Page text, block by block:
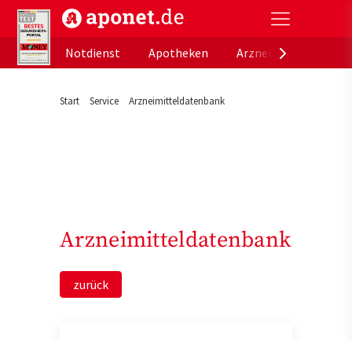
aponet.de - Das offizielle Gesundheitsportal der
Notdienst
Apotheken
Start Service Arzneimitteldatenbank
Arzneimitteldatenbank
zurück